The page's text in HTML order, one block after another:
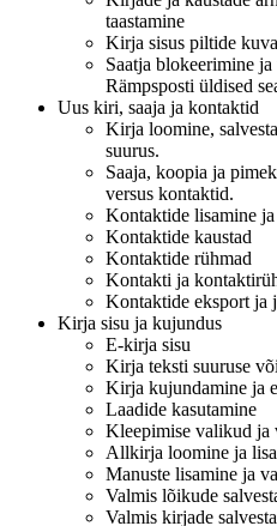
taastamine
Kirja sisus piltide
Saatja blokeerimine
Rämpsposti üldised
Uus kiri, saaja ja kontaktid
Kirja loomine,
suurus.
Saaja, koopia ja
versus kontaktid.
Kontaktide lisamine
Kontaktide kaustad
Kontaktide rühmad
Kontakti ja
Kontaktide eksport ja
Kirja sisu ja kujundus
E-kirja sisu
Kirja teksti suuruse
Kirja kujundamine ja
Laadide kasutamine
Kleepimise valikud ja
Allkirja loomine ja
Manuste lisamine ja
Valmis lõikude
Valmis kirjade